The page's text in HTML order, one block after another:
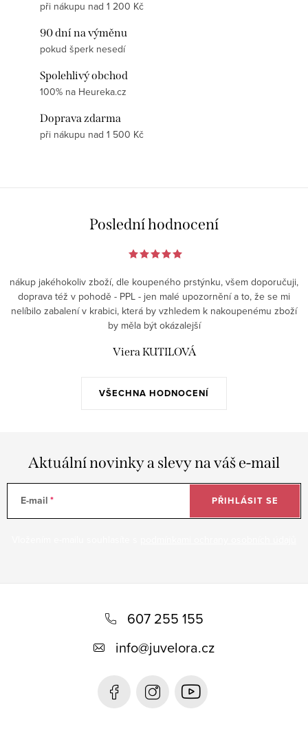
při nákupu nad 1 200 Kč
90 dní na výměnu
pokud šperk nesedí
Spolehlivý obchod
100% na Heureka.cz
Doprava zdarma
při nákupu nad 1 500 Kč
Poslední hodnocení
VŠECHNA HODNOCENÍ
nákup jakéhokoliv zboží, dle koupeného prstýnku, všem doporučuji,
doprava též v pohodě - PPL - jen malé upozornění a to, že se mi
nelíbilo zabalení v krabici, která by vzhledem k nakoupenému zboží
by měla být okázalejší
Viera KUTILOVÁ
Aktuální novinky a slevy na váš e-mail
E-mail PŘIHLÁSIT SE
607 255 155
info@juvelora.cz